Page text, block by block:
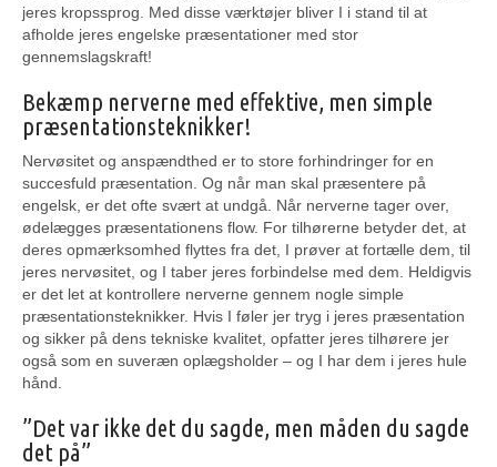
jeres kropssprog. Med disse værktøjer bliver I i stand til at
afholde jeres engelske præsentationer med stor
gennemslagskraft!
Bekæmp nerverne med effektive, men simple
præsentationsteknikker!
Nervøsitet og anspændthed er to store forhindringer for en
succesfuld præsentation. Og når man skal præsentere på
engelsk, er det ofte svært at undgå. Når nerverne tager over,
ødelægges præsentationens flow. For tilhørerne betyder det, at
deres opmærksomhed flyttes fra det, I prøver at fortælle dem, til
jeres nervøsitet, og I taber jeres forbindelse med dem. Heldigvis
er det let at kontrollere nerverne gennem nogle simple
præsentationsteknikker. Hvis I føler jer tryg i jeres præsentation
og sikker på dens tekniske kvalitet, opfatter jeres tilhørere jer
også som en suveræn oplægsholder – og I har dem i jeres hule
hånd.
”Det var ikke det du sagde, men måden du sagde
det på”